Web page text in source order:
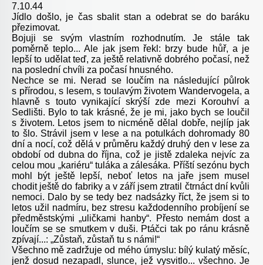
7.10.44
Jídlo došlo, je čas sbalit stan a odebrat se do baráku
přezimovat.
Bojuji se svým vlastním rozhodnutím. Je stále tak
poměrně teplo... Ale jak jsem řekl: brzy bude hůř, a je
lepší to udělat teď, za ještě relativně dobrého počasí, než
na poslední chvíli za počasí hnusného.
Nechce se mi. Nerad se loučím na následující půlrok
s přírodou, s lesem, s toulavým životem Wandervogela, a
hlavně s touto vynikající skrýší zde mezi Korouhví a
Sedlišti. Bylo to tak krásné, že je mi, jako bych se loučil
s životem. Letos jsem to nicméně dělal dobře, nejlíp jak
to šlo. Strávil jsem v lese a na potulkách dohromady 80
dní a nocí, což dělá v průměru každý druhý den v lese za
období od dubna do října, což je jistě zdaleka nejvíc za
celou mou „kariéru“ tuláka a zálesáka. Příští sezónu bych
mohl být ještě lepší, neboť letos na jaře jsem musel
chodit ještě do fabriky a v září jsem ztratil čtrnáct dní kvůli
nemoci. Dalo by se tedy bez nadsázky říct, že jsem si to
letos užil nadmíru, bez stresu každodenního probíjení se
předměstskými „uličkami hanby“. Přesto nemám dost a
loučím se se smutkem v duši. Ptáčci tak po ránu krásně
zpívají...: „Zůstaň, zůstaň tu s námi!“
Všechno mě zadržuje od mého úmyslu: bílý kulatý měsíc,
jenž dosud nezapadl, slunce, jež vysvitlo... všechno. Je